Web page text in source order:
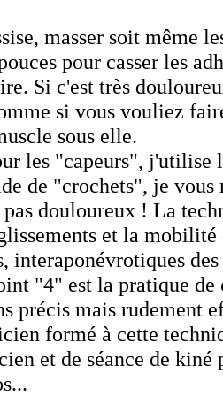
masser soit même
pour casser les
Si c'est très
si vous vouliez
sous elle.
les "capeurs", j'utilise
de "crochets", je vous
douloureux ! La
et la mobilité
interaponévrotiques
"4" est la pratique de
précis mais rudement
formé à cette
et de séance de